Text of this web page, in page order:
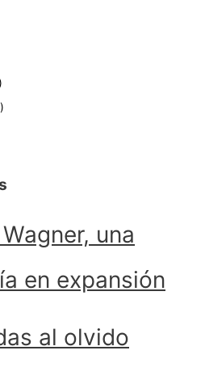
una
en expansión
al olvido